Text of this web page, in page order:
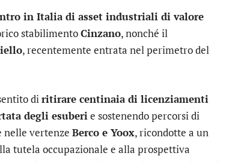
in Italia di asset industriali di valore
stabilimentoCinzano, nonché il
, recentemente entrata nel perimetro del
diritirare centinaia di licenziamenti
degli esuberie sostenendo percorsi di
nelle vertenze Berco e Yoox, ricondotte a un
tutela occupazionale e alla prospettiva